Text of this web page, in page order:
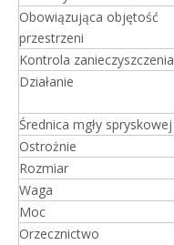
Obowiązująca objętość
przestrzeni
Kontrola zanieczyszczenia
Działanie
Średnica mgły spryskowej
Ostrożnie
Rozmiar
Waga
Moc
Orzecznictwo